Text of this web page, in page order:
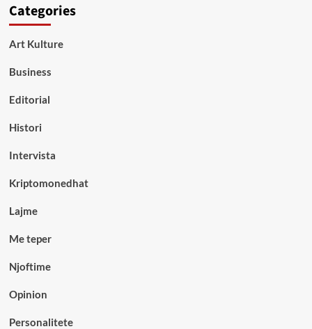
Categories
Art Kulture
Business
Editorial
Histori
Intervista
Kriptomonedhat
Lajme
Me teper
Njoftime
Opinion
Personalitete